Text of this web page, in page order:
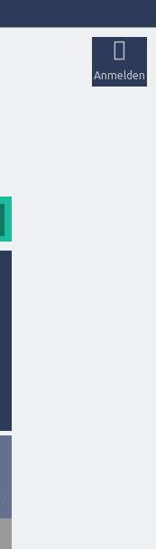
Anmelden